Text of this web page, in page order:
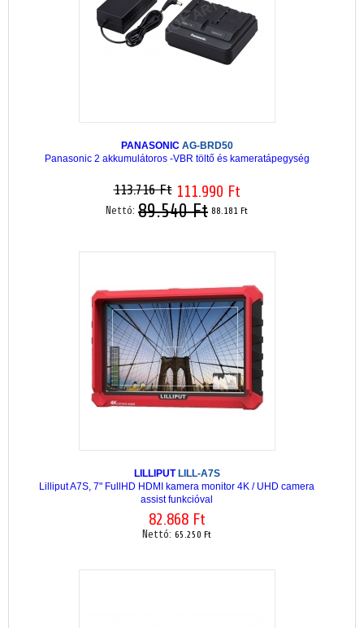
PANASONIC AG-BRD50
Panasonic 2 akkumulátoros -VBR töltő és kameratápegység
113.716 Ft 111.990 Ft
Nettó: 89.540 Ft 88.181 Ft
LILLIPUTLILL-A7S
Lilliput A7S, 7" FullHD HDMI kamera monitor 4K / UHD camera
assist funkcióval
82.868 Ft
Nettó: 65.250 Ft